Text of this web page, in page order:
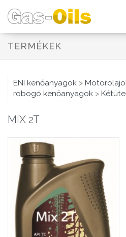
TERMÉKEK
ENI kenőanyagok >
robogó kenőanyagok >
MIX 2T